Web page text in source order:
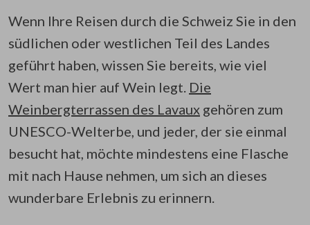
Wenn Ihre Reisen durch die Schweiz Sie in den
südlichen oder westlichen Teil des Landes
geführt haben, wissen Sie bereits, wie viel
Wert man hier auf Wein legt. Die
Weinbergterrassen des Lavaux gehören zum
UNESCO-Welterbe, und jeder, der sie einmal
besucht hat, möchte mindestens eine Flasche
mit nach Hause nehmen, um sich an dieses
wunderbare Erlebnis zu erinnern.